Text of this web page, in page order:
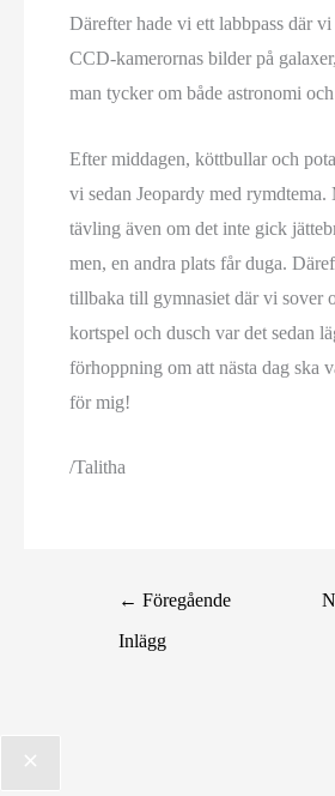
Därefter hade vi ett labbpass där
CCD-kamerornas bilder på
man tycker om både astronomi
Efter middagen, köttbullar och
vi sedan Jeopardy med
tävling även om det inte gick
men, en andra plats får duga.
tillbaka till gymnasiet där vi sover
kortspel och dusch var det sedan
förhoppning om att nästa dag ska
för mig!
/Talitha
← Föregående
Inlägg